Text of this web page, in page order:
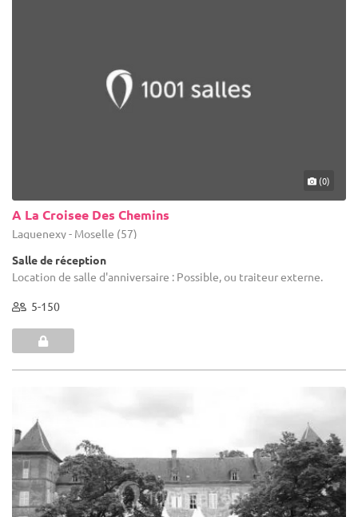
(0)
A La Croisee Des Chemins
Laquenexy - Moselle (57)
Salle de réception
Location de salle d'anniversaire : Possible, ou traiteur externe.
5-150